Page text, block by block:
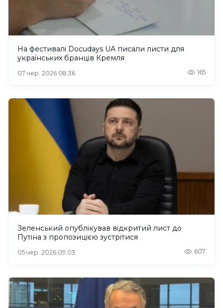
На фестивалі Docudays UA писали листи для
українських бранців Кремля
07 чер. 2026 08:36 165
Зеленський опублікував відкритий лист до
Путіна з пропозицією зустрітися
05 чер. 2026 09:03 607